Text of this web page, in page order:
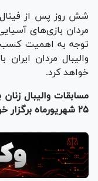
شش روز پس از فینال
توجه به اهمیت کسب
والیبال مردان
خواهد کرد.
۲۵ شهریورماه برگزار خواهد شد.